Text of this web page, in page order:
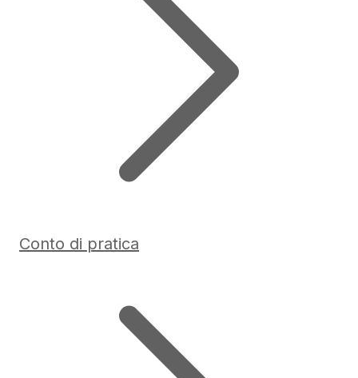
Conto di pratica